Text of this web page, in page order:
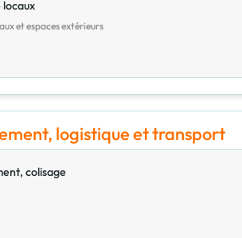
et espaces extérieurs
logistique et transport
colisage